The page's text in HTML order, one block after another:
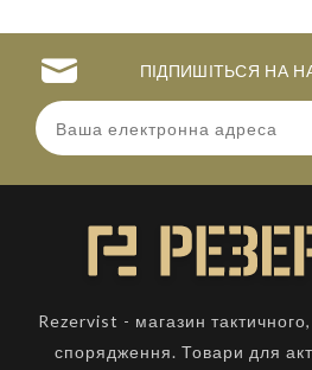
ПІДПИШІТЬСЯ НА
Rezervist - магазин тактичного,
спорядження. Товари для